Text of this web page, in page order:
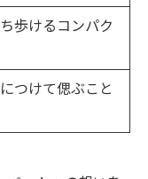
歩けるコンパク
つけて偲ぶこと